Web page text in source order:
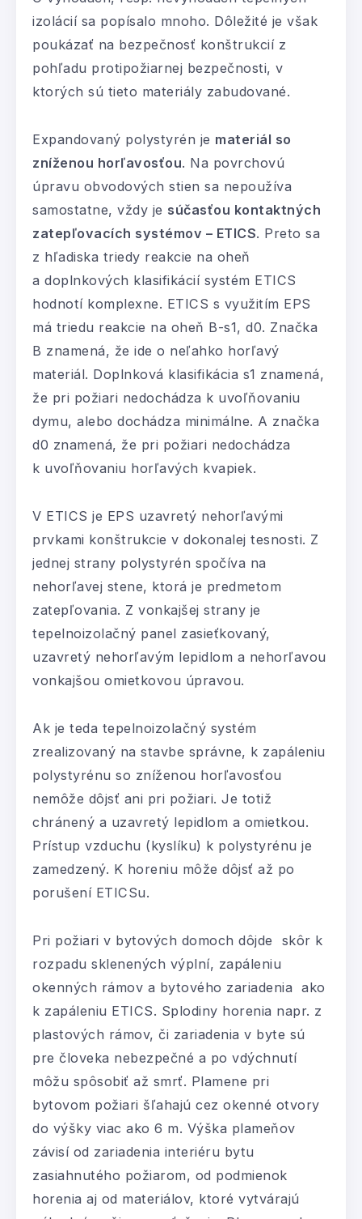
izolácií sa popísalo mnoho. Dôležité je však
poukázať na bezpečnosť konštrukcií z
pohľadu protipožiarnej bezpečnosti, v
ktorých sú tieto materiály zabudované.
Expandovaný polystyrén je materiál so
zníženou horľavosťou. Na povrchovú
úpravu obvodových stien sa nepoužíva
samostatne, vždy je súčasťou kontaktných
zatepľovacích systémov – ETICS. Preto sa
z hľadiska triedy reakcie na oheň
a doplnkových klasifikácií systém ETICS
hodnotí komplexne. ETICS s využitím EPS
má triedu reakcie na oheň B-s1, d0. Značka
B znamená, že ide o neľahko horľavý
materiál. Doplnková klasifikácia s1 znamená,
že pri požiari nedochádza k uvoľňovaniu
dymu, alebo dochádza minimálne. A značka
d0 znamená, že pri požiari nedochádza
k uvoľňovaniu horľavých kvapiek.
V ETICS je EPS uzavretý nehorľavými
prvkami konštrukcie v dokonalej tesnosti. Z
jednej strany polystyrén spočíva na
nehorľavej stene, ktorá je predmetom
zatepľovania. Z vonkajšej strany je
tepelnoizolačný panel zasieťkovaný,
uzavretý nehorľavým lepidlom a nehorľavou
vonkajšou omietkovou úpravou.
Ak je teda tepelnoizolačný systém
zrealizovaný na stavbe správne, k zapáleniu
polystyrénu so zníženou horľavosťou
nemôže dôjsť ani pri požiari. Je totiž
chránený a uzavretý lepidlom a omietkou.
Prístup vzduchu (kyslíku) k polystyrénu je
zamedzený. K horeniu môže dôjsť až po
porušení ETICSu.
Pri požiari v bytových domoch dôjde skôr k
rozpadu sklenených výplní, zapáleniu
okenných rámov a bytového zariadenia ako
k zapáleniu ETICS. Splodiny horenia napr. z
plastových rámov, či zariadenia v byte sú
pre človeka nebezpečné a po vdýchnutí
môžu spôsobiť až smrť. Plamene pri
bytovom požiari šľahajú cez okenné otvory
do výšky viac ako 6 m. Výška plameňov
závisí od zariadenia interiéru bytu
zasiahnutého požiarom, od podmienok
horenia aj od materiálov, ktoré vytvárajú